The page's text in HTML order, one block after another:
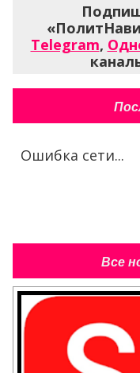
Telegram,
Ошибка сети...
Все